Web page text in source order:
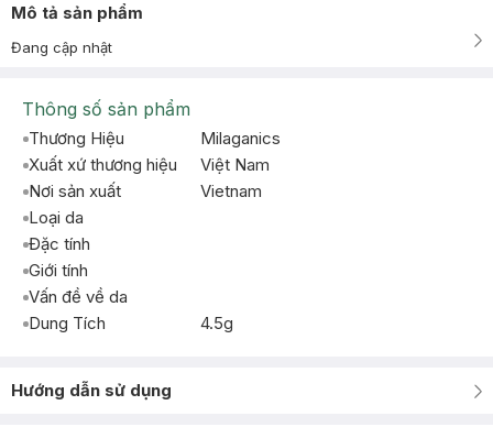
Mô tả sản phẩm
Đang cập nhật
Thông số sản phẩm
Thương Hiệu
Milaganics
Xuất xứ thương hiệu
Việt Nam
Nơi sản xuất
Vietnam
Loại da
Đặc tính
Giới tính
Vấn đề về da
Dung Tích
4.5g
Hướng dẫn sử dụng